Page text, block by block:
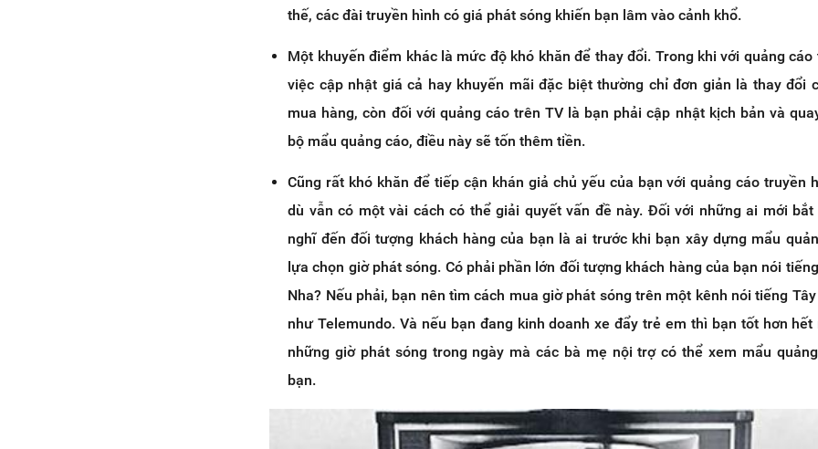
thế, các đài truyền hình có giá phát sóng khiến bạn lâm vào cảnh khổ.
Một khuyến điểm khác là mức độ khó khăn để thay đổi. Trong khi với quảng cáo
việc cập nhật giá cả hay khuyến mãi đặc biệt thường chỉ đơn giản là thay đổi
mua hàng, còn đối với quảng cáo trên TV là bạn phải cập nhật kịch bản và
bộ mẩu quảng cáo, điều này sẽ tốn thêm tiền.
Cũng rất khó khăn để tiếp cận khán giả chủ yếu của bạn với quảng cáo truyền
dù vẫn có một vài cách có thể giải quyết vấn đề này. Đối với những ai mới bắt
nghĩ đến đối tượng khách hàng của bạn là ai trước khi bạn xây dựng mẩu
lựa chọn giờ phát sóng. Có phải phần lớn đối tượng khách hàng của bạn nói
Nha? Nếu phải, bạn nên tìm cách mua giờ phát sóng trên một kênh nói tiếng
như Telemundo. Và nếu bạn đang kinh doanh xe đẩy trẻ em thì bạn tốt hơn hết
những giờ phát sóng trong ngày mà các bà mẹ nội trợ có thể xem mẩu
bạn.